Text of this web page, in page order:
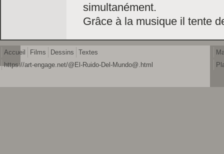
simultanément.
Grâce à la musique il tente
Accueil Films Dessins
Textes
https://art-engage.net/@El-Ruido-Del-Mundo@.html